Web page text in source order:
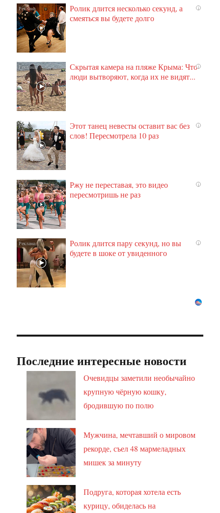
i
Ролик длится несколько секунд, а
смеяться вы будете долго
i
Скрытая камера на пляже Крыма: Что
люди вытворяют, когда их не видят...
i
Этот танец невесты оставит вас без
слов! Пересмотрела 10 раз
i
Ржу не переставая, это видео
пересмотришь не раз
i
Ролик длится пару секунд, но вы
будете в шоке от увиденного
Последние интересные новости
Очевидцы заметили необычайно
крупную чёрную кошку,
бродившую по полю
Мужчина, мечтавший о мировом
рекорде, съел 48 мармеладных
мишек за минуту
Подруга, которая хотела есть
курицу, обиделась на